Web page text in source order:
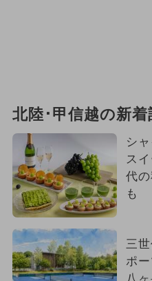
北陸･甲信越の新着
シ
ス
代
も
三
ポ
八